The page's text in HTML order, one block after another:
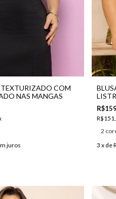
TEXTURIZADO COM
NAS MANGAS
juros
2
3 x de